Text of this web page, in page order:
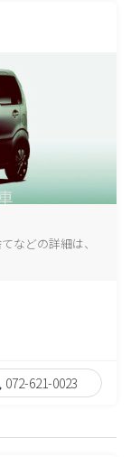
などの詳細は、
072-621-0023